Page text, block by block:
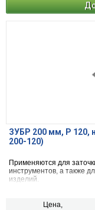
ЗУБР 200 мм, P 120,
200-120)
Применяются для
инструментов, а также
изделий.
Цена,